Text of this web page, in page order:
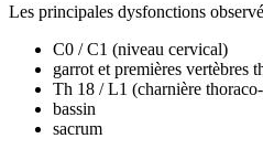
Les principales dysfonctions
C0 / C1 (niveau cervical)
garrot et premières vertèbres
Th 18 / L1 (charnière
bassin
sacrum